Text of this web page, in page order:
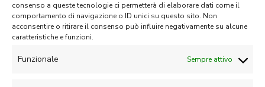
consenso a queste tecnologie ci permetterà di elaborare dati come il
comportamento di navigazione o ID unici su questo sito. Non
acconsentire o ritirare il consenso può influire negativamente su alcune
caratteristiche e funzioni.
Funzionale Sempre attivo
Fai clic su "Accetto" per abilitare Google
maps